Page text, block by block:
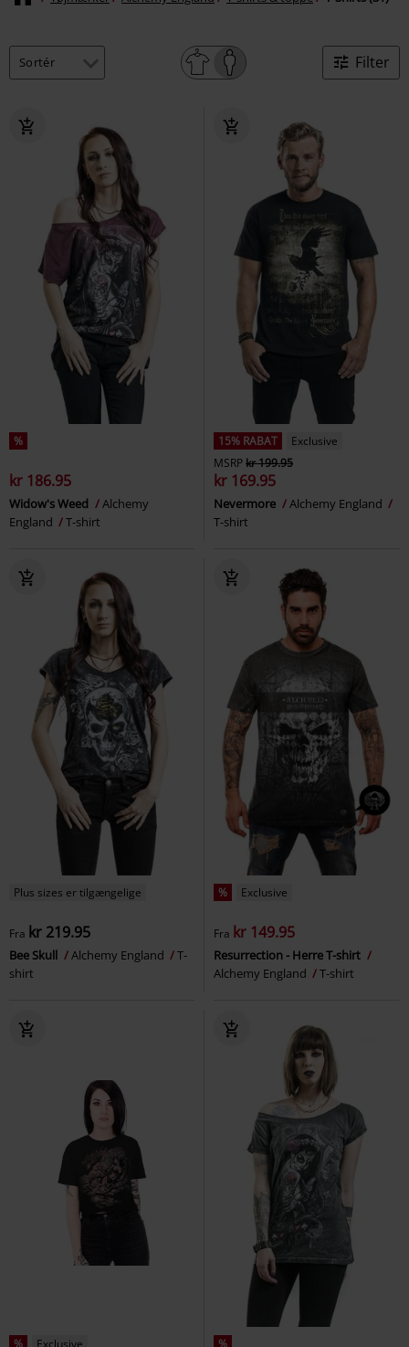
Filter
%
kr 186.95
Widow's Weed
Alchemy
England
T-shirt
15% RABAT
Exclusive
MSRPkr 199.95
kr 169.95
Nevermore
Alchemy England
T-shirt
Plus sizes er tilgængelige
Fra kr 219.95
Bee Skull Alchemy England
T-
shirt
% Exclusive
Fra kr 149.95
Resurrection - Herre T-shirt
Alchemy England
T-shirt
% Exclusive %